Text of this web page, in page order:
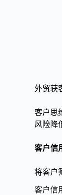
外贸获
客户思
风险降
客户信
将客户
客户信